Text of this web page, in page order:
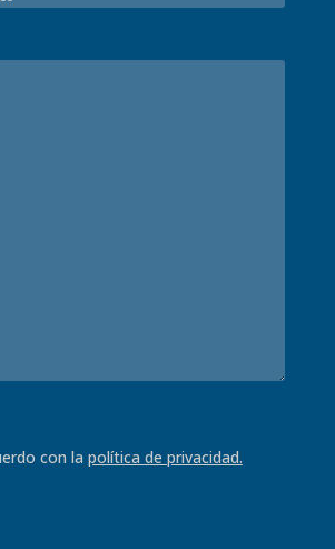
con la política de privacidad.